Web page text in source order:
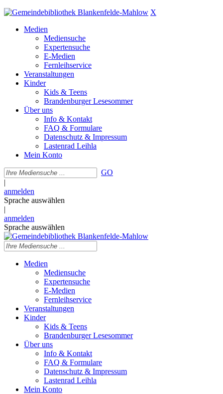
X
Medien
Mediensuche
Expertensuche
E-Medien
Fernleihservice
Veranstaltungen
Kinder
Kids & Teens
Brandenburger Lesesommer
Über uns
Info & Kontakt
FAQ & Formulare
Datenschutz & Impressum
Lastenrad Leihla
Mein Konto
GO
|
anmelden
Sprache auswählen
|
anmelden
Sprache auswählen
Medien
Mediensuche
Expertensuche
E-Medien
Fernleihservice
Veranstaltungen
Kinder
Kids & Teens
Brandenburger Lesesommer
Über uns
Info & Kontakt
FAQ & Formulare
Datenschutz & Impressum
Lastenrad Leihla
Mein Konto